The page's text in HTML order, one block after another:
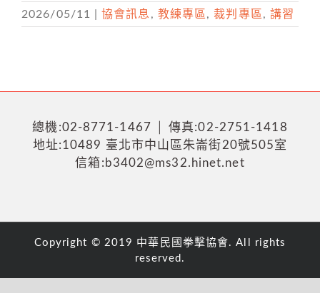
2026/05/11 協會訊息 , 教練專區,裁判專區, 講習
總機:02-8771-1467 │ 傳真:02-2751-1418
地址:10489 臺北市中山區朱崙街20號505室
信箱:b3402@ms32.hinet.net
Copyright © 2019 中華民國拳擊協會. All rights
reserved.